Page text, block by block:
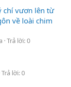
chí vươn lên từ
về loài chim
Trả lời: 0
Trả lời: 0